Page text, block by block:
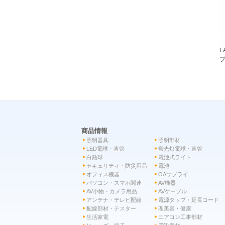
商品情報
照明器具
照明部材
LED電球・直管
蛍光灯電球・直管
白熱球
電池式ライト
セキュリティ・防災用品
電池
オフィス機器
OAサプライ
パソコン・スマホ関連
AV機器
AV小物・カメラ用品
AVケーブル
アンテナ・テレビ配線
電源タップ・延長コード
配線部材・テスター
理美容・健康
生活家電
エアコン工事部材